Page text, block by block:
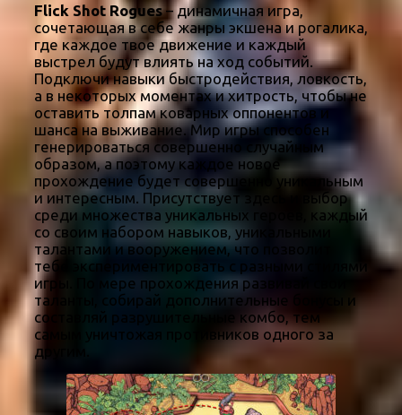
Flick Shot Rogues– динамичная игра,
сочетающая в себе жанры экшена и рогалика,
где каждое твое движение и каждый
выстрел будут влиять на ход событий.
Подключи навыки быстродействия, ловкость,
а в некоторых моментах и хитрость, чтобы не
оставить толпам коварных оппонентов и
шанса на выживание. Мир игры способен
генерироваться совершенно случайным
образом, а поэтому каждое новое
прохождение будет совершенно уникальным
и интересным. Присутствует здесь и выбор
среди множества уникальных героев, каждый
со своим набором навыков, уникальными
талантами и вооружением, что позволит
тебе экспериментировать с разными стилями
игры. По мере прохождения развивай свои
таланты, собирай дополнительные бонусы и
составляй разрушительные комбо, тем
самым уничтожая противников одного за
другим.